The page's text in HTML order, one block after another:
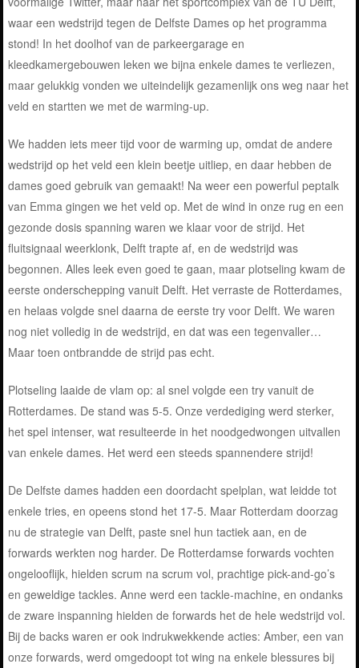
waar een wedstrijd tegen de Delfste Dames op het programma
stond! In het doolhof van de parkeergarage en
kleedkamergebouwen leken we bijna enkele dames te verliezen,
maar gelukkig vonden we uiteindelijk gezamenlijk ons weg naar het
veld en startten we met de warming-up.
We hadden iets meer tijd voor de warming up, omdat de andere
wedstrijd op het veld een klein beetje uitliep, en daar hebben de
dames goed gebruik van gemaakt! Na weer een powerful peptalk
van Emma gingen we het veld op. Met de wind in onze rug en een
gezonde dosis spanning waren we klaar voor de strijd. Het
fluitsignaal weerklonk, Delft trapte af, en de wedstrijd was
begonnen. Alles leek even goed te gaan, maar plotseling kwam de
eerste onderschepping vanuit Delft. Het verraste de Rotterdames,
en helaas volgde snel daarna de eerste try voor Delft. We waren
nog niet volledig in de wedstrijd, en dat was een tegenvaller…
Maar toen ontbrandde de strijd pas echt.
Plotseling laaide de vlam op: al snel volgde een try vanuit de
Rotterdames. De stand was 5-5. Onze verdediging werd sterker,
het spel intenser, wat resulteerde in het noodgedwongen uitvallen
van enkele dames. Het werd een steeds spannendere strijd!
De Delfste dames hadden een doordacht spelplan, wat leidde tot
enkele tries, en opeens stond het 17-5. Maar Rotterdam doorzag
nu de strategie van Delft, paste snel hun tactiek aan, en de
forwards werkten nog harder. De Rotterdamse forwards vochten
ongelooflijk, hielden scrum na scrum vol, prachtige pick-and-go’s
en geweldige tackles. Anne werd een tackle-machine, en ondanks
de zware inspanning hielden de forwards het de hele wedstrijd vol.
Bij de backs waren er ook indrukwekkende acties: Amber, een van
onze forwards, werd omgedoopt tot wing na enkele blessures bij